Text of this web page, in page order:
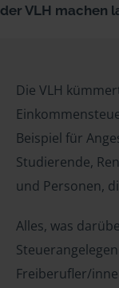
der VLH machen
Die VLH
Beispiel für
Studierende,
und Personen,
Alles, was
Freiberufler/